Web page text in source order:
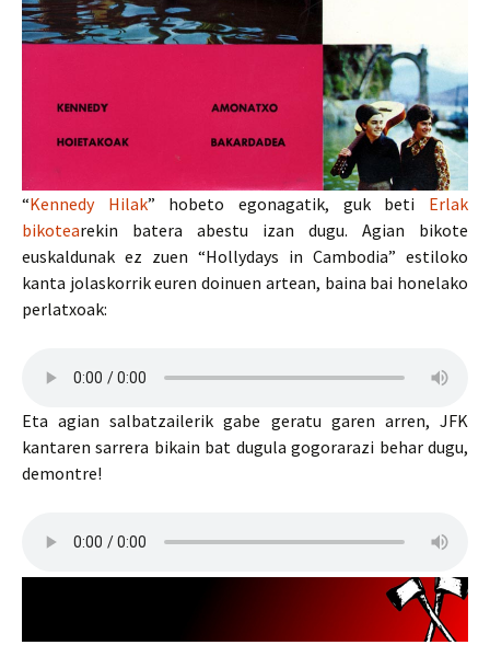
“Kennedy Hilak” hobeto egonagatik, guk beti Erlak
bikotearekin batera abestu izan dugu. Agian bikote
euskaldunak ez zuen “Hollydays in Cambodia” estiloko
kanta jolaskorrik euren doinuen artean, baina bai honelako
perlatxoak:
Eta agian salbatzailerik gabe geratu garen arren, JFK
kantaren sarrera bikain bat dugula gogorarazi behar dugu,
demontre!